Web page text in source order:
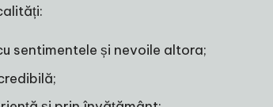
sentimentele și nevoile altora;